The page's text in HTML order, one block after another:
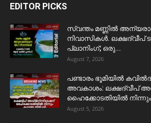
EDITOR PICKS
സ്വന്തം മണ്ണിൽ
നിവാസികൾ. ലക്ഷദ്വീപ്
പ്ലാനിംഗ്; ഒരു...
August 7, 2026
പണ്ടാരം ഭൂമിയിൽ
അവകാശം: ലക്ഷദ്വീപ്
ഹൈക്കോടതിയിൽ നിന്നും
August 5, 2026